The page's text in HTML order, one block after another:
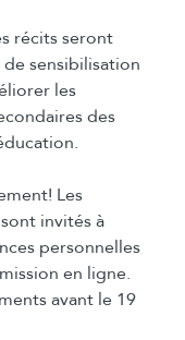
récits seront
sensibilisation
les
des
Les
invités à
personnelles
en ligne.
avant le 19